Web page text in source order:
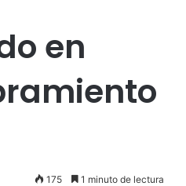
en
175 1 minuto de lectura